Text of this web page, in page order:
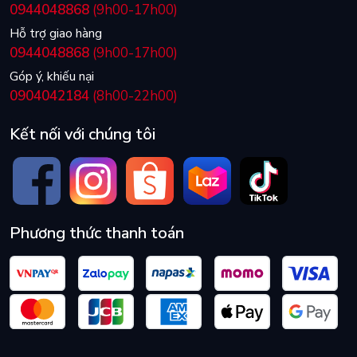
khách, nhà ngoại giao, nhà nghiên cứu… từ Mỹ nva2 trên thế
giới khi đến Việt Nam đều mong muốn được diện kiến ông là
một minh chứng!
0944048868 (9h00-17h00)
Hỗ trợ giao hàng
0944048868 (9h00-17h00)
Góp ý, khiếu nại
0904042184 (8h00-22h00)
Kết nối với chúng tôi
Phương thức thanh toán